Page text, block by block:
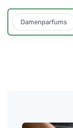
Damenparfums